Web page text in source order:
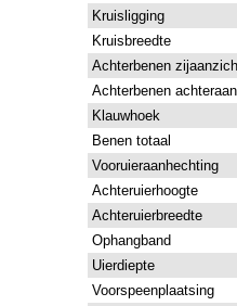
Kruisligging
Kruisbreedte
Achterbenen
Achterbenen
Klauwhoek
Benen totaal
Vooruieraanhechting
Achteruierhoogte
Achteruierbreedte
Ophangband
Uierdiepte
Voorspeenplaatsing